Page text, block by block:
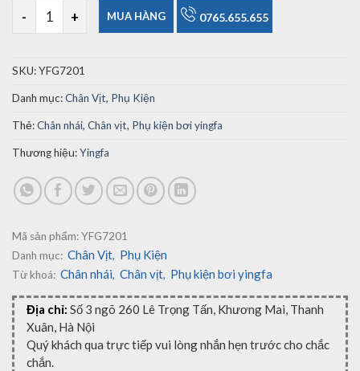
Chân Vịt Tập Bơi Yingfa G7201 Đôi Ngắn số lượng
MUA HÀNG 0765.655.655
SKU:YFG7201
Danh mục:Chân Vịt, Phụ Kiện
Thẻ:Chân nhái, Chân vịt, Phụ kiện bơi yingfa
Thương hiệu:Yingfa
Mã sản phẩm:YFG7201
Danh mục: Chân Vịt, Phụ Kiện
Từ khoá: Chân nhái, Chân vịt, Phụ kiện bơi yingfa
Địa chỉ: Số 3 ngõ 260 Lê Trọng Tấn, Khương Mai, Thanh
Xuân, Hà Nội
Quý khách qua trực tiếp vui lòng nhắn hẹn trước cho chắc
chắn.